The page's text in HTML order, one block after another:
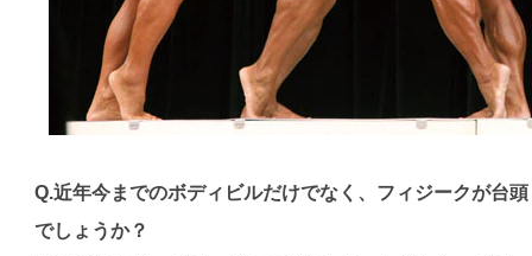
Q.近年今までのボディビルだけでなく、フィジークが台
でしょうか？